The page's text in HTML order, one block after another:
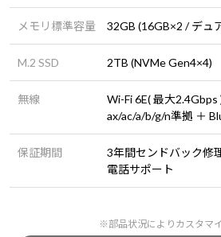
メモリ標準容量 32GB (16GB×2 / デュ
M.2 SSD 2TB (NVMe Gen4×4)
無線
Wi-Fi 6E( 最大2.4Gbps
ax/ac/a/b/g/n準拠 ＋
保証期間
3年間センドバック修
電話サポート
※部品状況によりカスタマ